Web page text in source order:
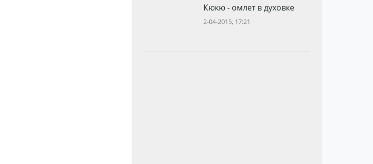
Кюкю - омлет в духовке
2-04-2015, 17:21